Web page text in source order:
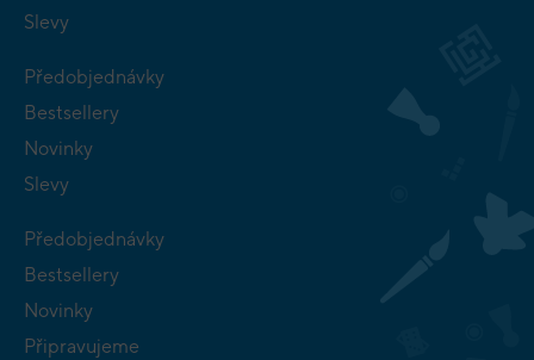
Slevy
Předobjednávky
Bestsellery
Novinky
Slevy
Předobjednávky
Bestsellery
Novinky
Připravujeme